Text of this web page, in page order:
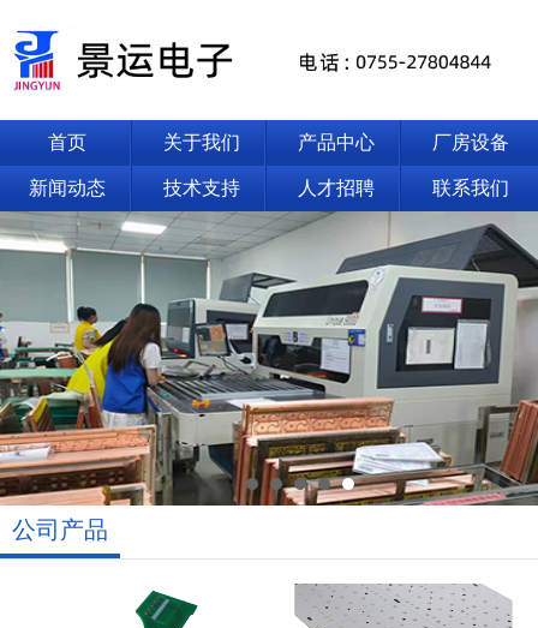
首页 关于我们 产品中心 厂房设备
新闻动态 技术支持 人才招聘 联系我们
公司产品